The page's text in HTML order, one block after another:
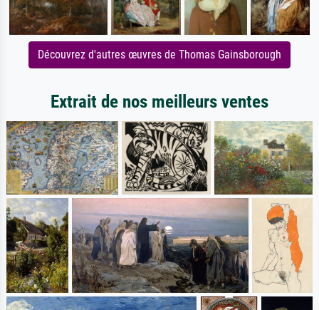
Découvrez d'autres œuvres de Thomas Gainsborough
Extrait de nos meilleurs ventes